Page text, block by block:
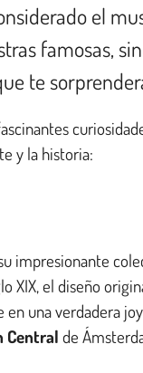
el
famosas,
te
y la historia:
impresionante
XIX, el diseño
una verdadera
Centralde